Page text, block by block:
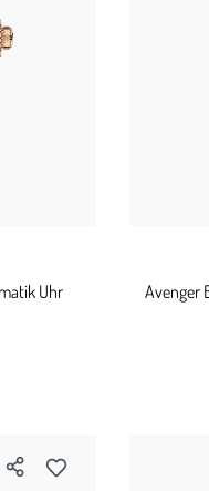
Uhr
Avenger